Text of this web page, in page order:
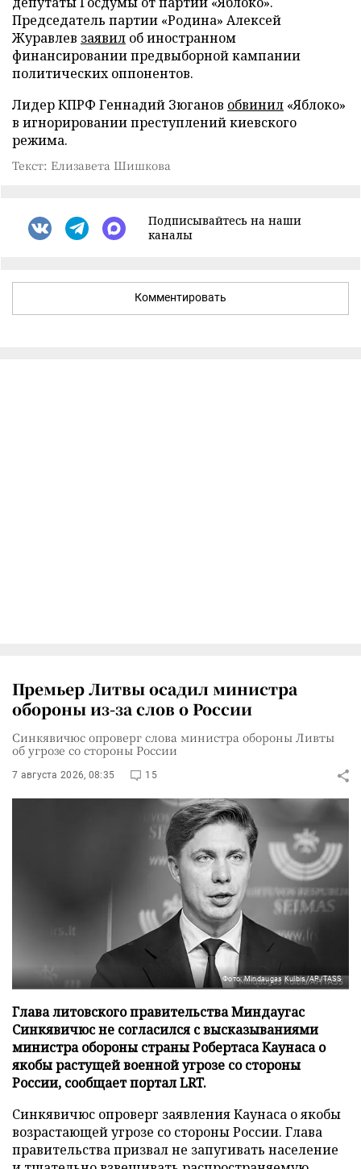
Председатель партии «Родина» Алексей
Журавлев заявил об иностранном
финансировании предвыборной кампании
политических оппонентов.
Лидер КПРФ Геннадий Зюганов обвинил «Яблоко»
в игнорировании преступлений киевского
режима.
Текст: Елизавета Шишкова
Подписывайтесь на наши
каналы
Комментировать
Премьер Литвы осадил министра
обороны из-за слов о России
Синкявичюс опроверг слова министра обороны Ливты
об угрозе со стороны России
7 августа 2026, 08:35 15
Фото: Mindaugas Kulbis/AP/TASS
Глава литовского правительства Миндаугас
Синкявичюс не согласился с высказываниями
министра обороны страны Робертаса Каунаса о
якобы растущей военной угрозе со стороны
России, сообщает портал LRT.
Синкявичюс опроверг заявления Каунаса о якобы
возрастающей угрозе со стороны России. Глава
правительства призвал не запугивать население